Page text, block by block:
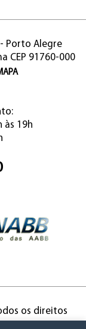
Porto Alegre
CEP 91760-000
às 19h
os direitos